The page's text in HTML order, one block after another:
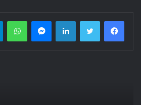
دستورا لا يختلف في
السابقة ، اذا استثنينا بعض
فيسبوك تويتر لينكدإن ماسنجر